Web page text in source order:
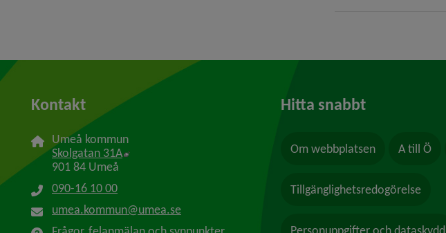
Kontakt
Umeå kommun
Skolgatan 31A Länk till annan webbplats, öppnas i nytt fönster.
901 84 Umeå
090-16 10 00
umea.kommun@umea.se
Hitta snabbt
Om webbplatsen A till Ö
Tillgänglighetsredogörelse